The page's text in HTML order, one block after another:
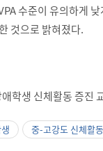
수준이 유의하게
것으로 밝혀졌다.
학생 신체활동 증진
중-고강도 신체활동